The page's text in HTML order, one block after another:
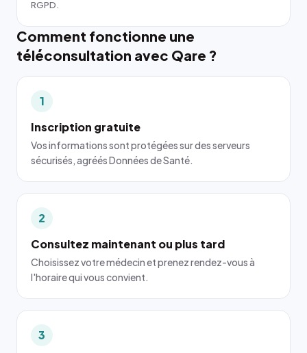
RGPD.
Comment fonctionne une
téléconsultation avec Qare ?
1
Inscription gratuite
Vos informations sont protégées sur des serveurs
sécurisés, agréés Données de Santé.
2
Consultez maintenant ou plus tard
Choisissez votre médecin et prenez rendez-vous à
l'horaire qui vous convient.
3